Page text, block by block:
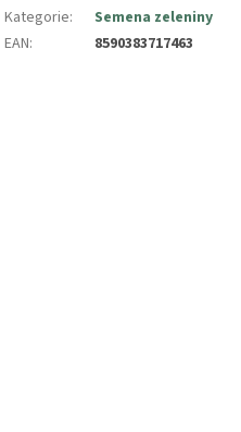
Kategorie:
Semena zeleniny
EAN: 8590383717463